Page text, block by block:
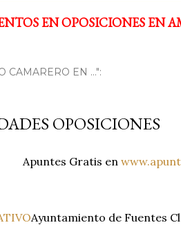
EN OPOSICIONES EN
CAMARERO EN ...":
OPOSICIONES
Apuntes Gratis en
Ayuntamiento de Fuentes